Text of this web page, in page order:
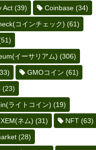
Act (39) Coinbase (34)
コインチェック) (61)
イーサリアム) (306)
GMOコイン (61)
(23)
ライトコイン) (19)
ネム) (31) NFT (63)
(28)